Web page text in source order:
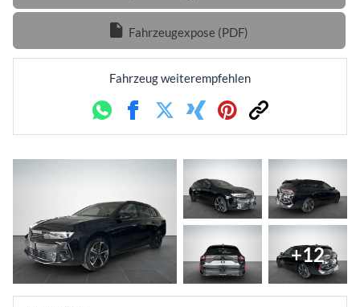
Fahrzeugexpose (PDF)
Fahrzeug weiterempfehlen
WhatsappFacebookTwitterXing PinterestLink
+12